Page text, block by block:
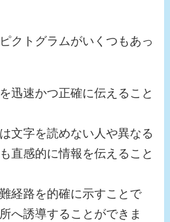
クトグラムがいくつもあっ
迅速かつ正確に伝えること
文字を読めない人や異なる
直感的に情報を伝えること
経路を的確に示すことで
へ誘導することができま